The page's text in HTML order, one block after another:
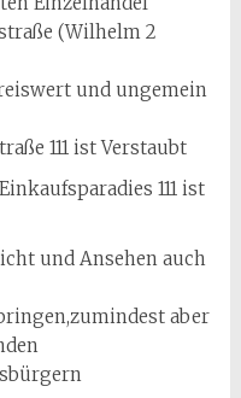
(Wilhelm 2
und ungemein
111 ist Verstaubt
111 ist
und Ansehen auch
aber